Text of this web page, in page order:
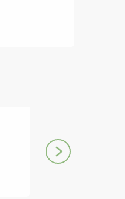
Le musée
dans l’histoire